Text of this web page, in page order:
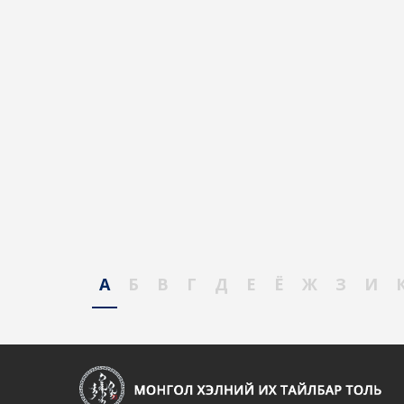
А Б В Г Д Е Ё Ж З И